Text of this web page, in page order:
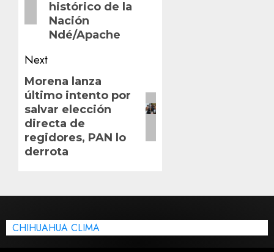
histórico de la
Nación
Ndé/Apache
Next
Next
post:
Morena lanza
último intento por
salvar elección
directa de
regidores, PAN lo
derrota
CHIHUAHUA CLIMA